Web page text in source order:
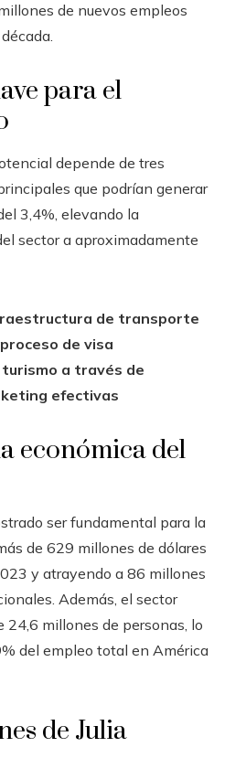
de nuevos empleos
para el
depende de tres
que podrían generar
3,4%, elevando la
sector a aproximadamente
de transporte
de visa
a través de
efectivas
económica del
ser fundamental para la
de 629 millones de dólares
y atrayendo a 86 millones
Además, el sector
24,6 millones de personas, lo
del empleo total en América
de Julia